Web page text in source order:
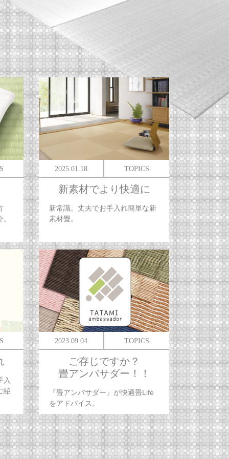
2025.01.18 TOPICS
新素材でより快適に
新常識。丈夫でお手入れ簡単な新
素材畳。
入
紹
2023.09.04 TOPICS
ご存じですか？
畳アンバサダー！！
『畳アンバサダー』が快適畳Life
をアドバイス。